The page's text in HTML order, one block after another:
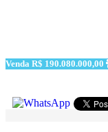
Venda R$ 190.080.000,00